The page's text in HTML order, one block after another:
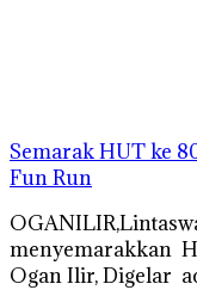
Semarak HUT ke
Fun Run
menyemarakkan
Ogan Ilir, Digelar